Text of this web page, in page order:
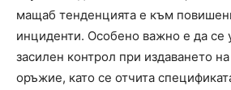
мащаб тенденцията е към
инциденти. Особено важно е да се
засилен контрол при издаването
оръжие, като се отчита